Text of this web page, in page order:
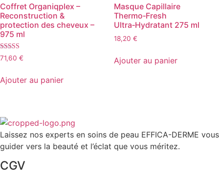
Coffret Organiqplex –
Reconstruction &
protection des cheveux –
975 ml
Note
4.96
71,60 €
Ajouter au panier
Masque Capillaire
Thermo‑Fresh
Ultra‑Hydratant 275 ml
18,20 €
Ajouter au panier
Laissez nos experts en soins de peau EFFICA-DERME vous
guider vers la beauté et l’éclat que vous méritez.
CGV